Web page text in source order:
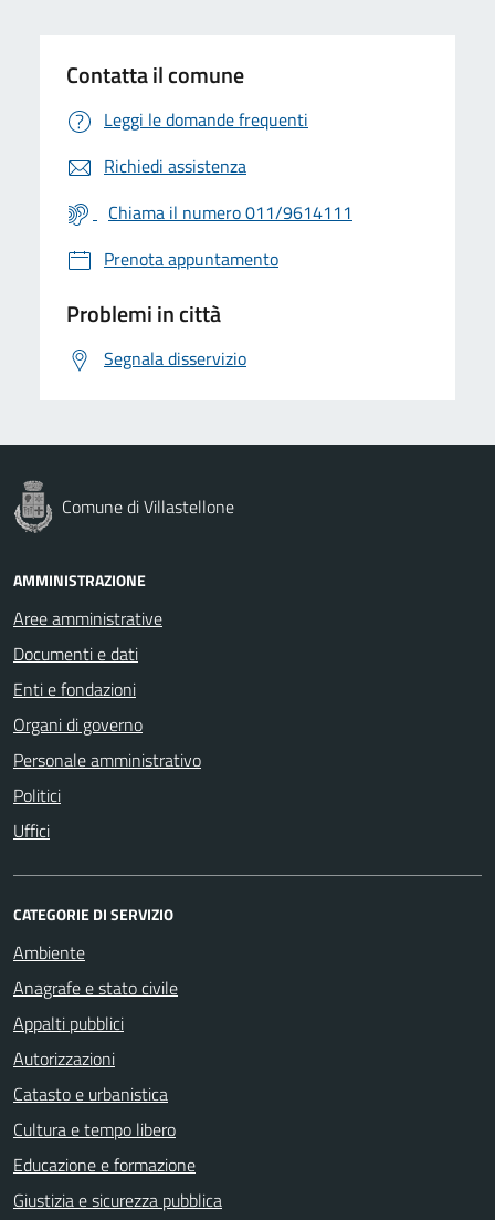
Contatta il comune
Leggi le domande frequenti
Richiedi assistenza
Chiama il numero 011/9614111
Prenota appuntamento
Problemi in città
Segnala disservizio
Comune di Villastellone
AMMINISTRAZIONE
Aree amministrative
Documenti e dati
Enti e fondazioni
Organi di governo
Personale amministrativo
Politici
Uffici
CATEGORIE DI SERVIZIO
Ambiente
Anagrafe e stato civile
Appalti pubblici
Autorizzazioni
Catasto e urbanistica
Cultura e tempo libero
Educazione e formazione
Giustizia e sicurezza pubblica